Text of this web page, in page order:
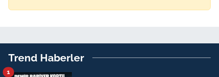
Trend Haberler
1